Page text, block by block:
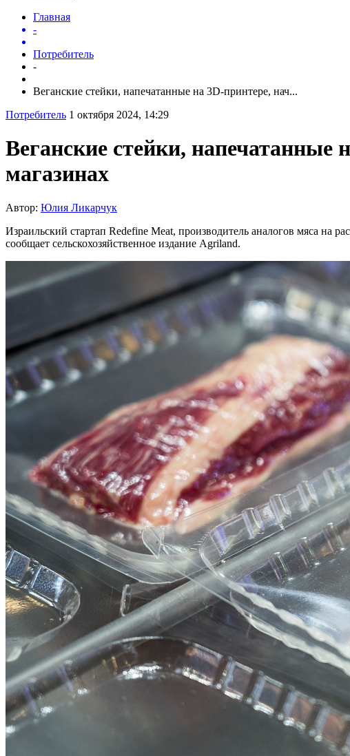
Главная
-
Потребитель
-
Веганские стейки, напечатанные на 3D-принтере, нач...
Потребитель 1 октября 2024, 14:29
Веганские стейки, напечатанные
магазинах
Автор: Юлия Ликарчук
Израильский стартап Redefine Meat, производитель аналогов мяса на
сообщает сельскохозяйственное издание Аgriland.